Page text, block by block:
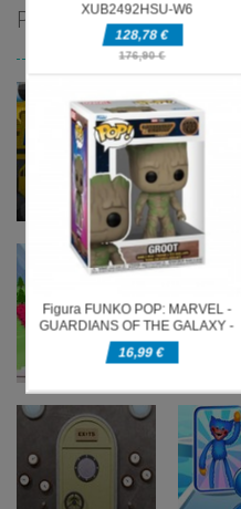
PRIPOROČAMO
Super Mech
Battle
Strateške igre
Množična
obramba